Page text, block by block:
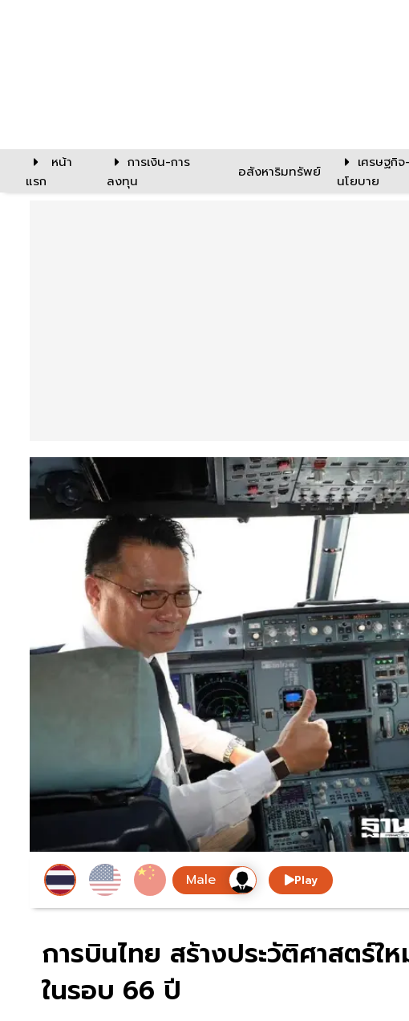
หน้า
แรก
การเงิน-การ
ลงทุน
อสังหาริมทรัพย์
เศรษฐกิจ-
นโยบาย
Play
การบินไทย สร้างประวัติศาสตร์
ในรอบ 66 ปี